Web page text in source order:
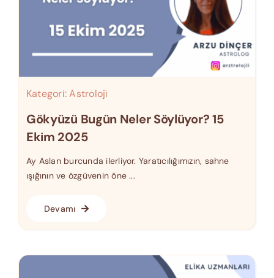
Kategori:Astroloji
Gökyüzü Bugün Neler Söylüyor? 15
Ekim 2025
Ay Aslan burcunda ilerliyor. Yaratıcılığımızın, sahne
ışığının ve özgüvenin öne ...
Devamı